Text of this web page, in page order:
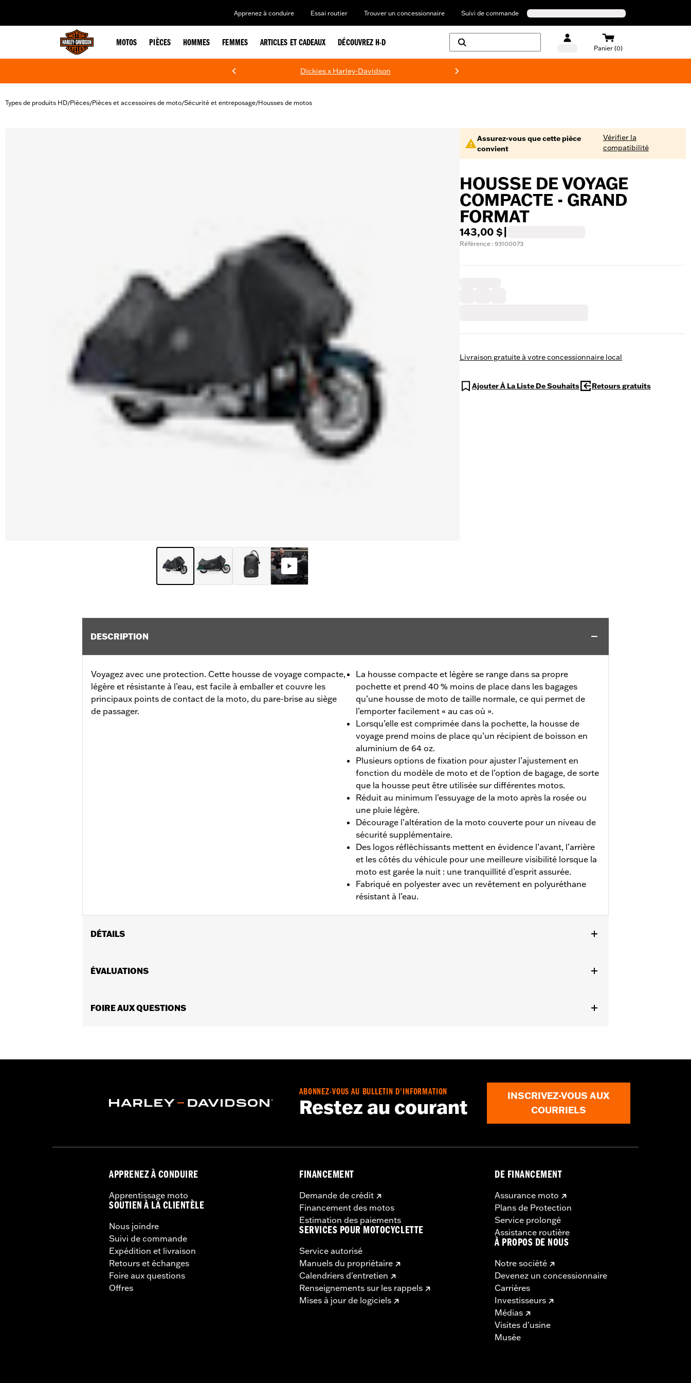
Apprenez à conduire Essai routier Trouver un concessionnaire Suivi de commande
MOTOS PIÈCES HOMMES FEMMES ARTICLES ET CADEAUX DÉCOUVREZ H-D
Panier (0)
Dickies x Harley-Davidson
Types de produits HD/Pièces/Pièces et accessoires de moto/Sécurité et entreposage/Housses de motos
Assurez-vous que cette pièce
convient
Vérifier la
compatibilité
HOUSSE DE VOYAGE
COMPACTE - GRAND
FORMAT
143,00 $
Référence : 93100073
Livraison gratuite à votre concessionnaire local
Ajouter À La Liste De Souhaits Retours gratuits
DESCRIPTION
Voyagez avec une protection. Cette housse de voyage compacte,
légère et résistante à l’eau, est facile à emballer et couvre les
principaux points de contact de la moto, du pare-brise au siège
de passager.
La housse compacte et légère se range dans sa propre
pochette et prend 40 % moins de place dans les bagages
qu’une housse de moto de taille normale, ce qui permet de
l’emporter facilement « au cas où ».
Lorsqu’elle est comprimée dans la pochette, la housse de
voyage prend moins de place qu’un récipient de boisson en
aluminium de 64 oz.
Plusieurs options de fixation pour ajuster l’ajustement en
fonction du modèle de moto et de l’option de bagage, de sorte
que la housse peut être utilisée sur différentes motos.
Réduit au minimum l’essuyage de la moto après la rosée ou
une pluie légère.
Décourage l’altération de la moto couverte pour un niveau de
sécurité supplémentaire.
Des logos réfléchissants mettent en évidence l’avant, l’arrière
et les côtés du véhicule pour une meilleure visibilité lorsque la
moto est garée la nuit : une tranquillité d’esprit assurée.
Fabriqué en polyester avec un revêtement en polyuréthane
résistant à l’eau.
DÉTAILS
FLHTCUTGSE 2014 et après. Recommandée pour tout modèle équipé de porte-bagages Tour-Pak®.
Vendues en unités:Chaque
ÉVALUATIONS
FOIRE AUX QUESTIONS
ABONNEZ-VOUS AU BULLETIN D'INFORMATION
Restez au courant
INSCRIVEZ-VOUS AUX
COURRIELS
APPRENEZ À CONDUIRE
Apprentissage moto
SOUTIEN À LA CLIENTÈLE
Nous joindre
Suivi de commande
Expédition et livraison
Retours et échanges
Foire aux questions
Offres
FINANCEMENT
Demande de crédit
Financement des motos
Estimation des paiements
SERVICES POUR MOTOCYCLETTE
Service autorisé
Manuels du propriétaire
Calendriers d'entretien
Renseignements sur les rappels
Mises à jour de logiciels
DE FINANCEMENT
Assurance moto
Plans de Protection
Service prolongé
Assistance routière
À PROPOS DE NOUS
Notre société
Devenez un concessionnaire
Carrières
Investisseurs
Médias
Visites d'usine
Musée